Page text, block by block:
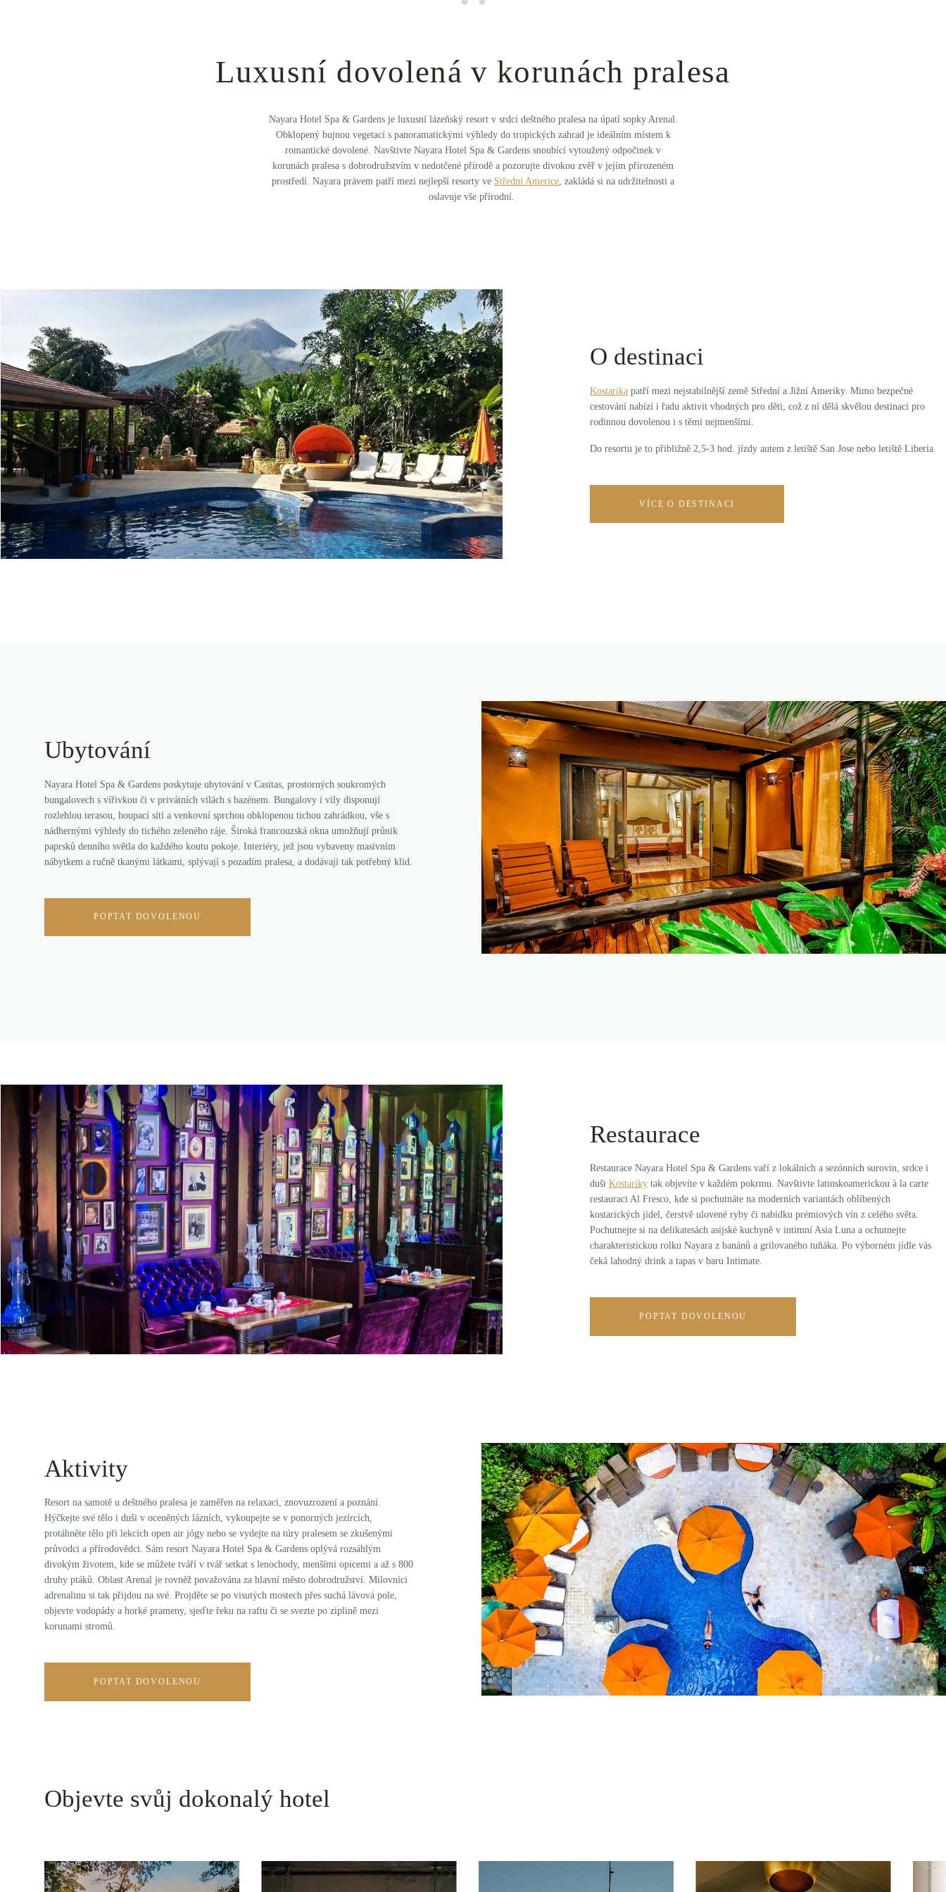
Luxusní dovolená v korunách pralesa
Nayara Hotel Spa & Gardens je luxusní lázeňský resort v srdci deštného pralesa na úpatí sopky Arenal.
Obklopený bujnou vegetací s panoramatickými výhledy do tropických zahrad je ideálním místem k
romantické dovolené. Navštivte Nayara Hotel Spa & Gardens snoubící vytoužený odpočinek v
korunách pralesa s dobrodružstvím v nedotčené přírodě a pozorujte divokou zvěř v jejím přirozeném
prostředí. Nayara právem patří mezi nejlepší resorty ve Střední Americe, zakládá si na udržitelnosti a
oslavuje vše přírodní.
O destinaci
Kostarika patří mezi nejstabilnější země Střední a Jižní Ameriky. Mimo bezpečné
cestování nabízí i řadu aktivit vhodných pro děti, což z ní dělá skvělou destinaci pro
rodinnou dovolenou i s těmi nejmenšími.
Do resortu je to přibližně 2,5-3 hod. jízdy autem z letiště San Jose nebo letiště Liberia.
VÍCE O DESTINACI
Ubytování
Nayara Hotel Spa & Gardens poskytuje ubytování v Casitas, prostorných soukromých
bungalovech s vířivkou či v privátních vilách s bazénem. Bungalovy i vily disponují
rozlehlou terasou, houpací sítí a venkovní sprchou obklopenou tichou zahrádkou, vše s
nádhernými výhledy do tichého zeleného ráje. Široká francouzská okna umožňují průnik
paprsků denního světla do každého koutu pokoje. Interiéry, jež jsou vybaveny masivním
nábytkem a ručně tkanými látkami, splývají s pozadím pralesa, a dodávají tak potřebný klid.
POPTAT DOVOLENOU
Restaurace
Restaurace Nayara Hotel Spa & Gardens vaří z lokálních a sezónních surovin, srdce i
dušiKostariky tak objevíte v každém pokrmu. Navštivte latinskoamerickou à la carte
restauraci Al Fresco, kde si pochutnáte na moderních variantách oblíbených
kostarických jídel, čerstvě ulovené ryby či nabídku prémiových vín z celého světa.
Pochutnejte si na delikatesách asijské kuchyně v intimní Asia Luna a ochutnejte
charakteristickou rolku Nayara z banánů a grilovaného tuňáka. Po výborném jídle vás
čeká lahodný drink a tapas v baru Intimate.
POPTAT DOVOLENOU
Aktivity
Resort na samotě u deštného pralesa je zaměřen na relaxaci, znovuzrození a poznání.
Hýčkejte své tělo i duši v oceněných lázních, vykoupejte se v ponorných jezírcích,
protáhněte tělo při lekcích open air jógy nebo se vydejte na túry pralesem se zkušenými
průvodci a přírodovědci. Sám resort Nayara Hotel Spa & Gardens oplývá rozsáhlým
divokým životem, kde se můžete tváří v tvář setkat s lenochody, menšími opicemi a až s 800
druhy ptáků. Oblast Arenal je rovněž považována za hlavní město dobrodružství. Milovníci
adrenalinu si tak přijdou na své. Projděte se po visutých mostech přes suchá lávová pole,
objevte vodopády a horké prameny, sjeďte řeku na raftu či se svezte po ziplině mezi
korunami stromů.
POPTAT DOVOLENOU
Objevte svůj dokonalý hotel